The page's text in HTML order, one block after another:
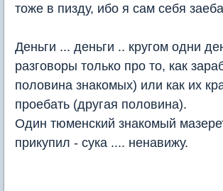
тоже в пизду, ибо я сам себя
Деньги ... деньги .. кругом одни
разговоры только про то, как
половина знакомых) или как их
проебать (другая половина).
Один тюменский знакомый
прикупил - сука .... ненавижу.